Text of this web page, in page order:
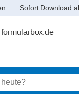
Sofort Download